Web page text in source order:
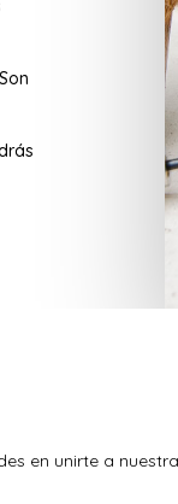
en unirte a nuestra